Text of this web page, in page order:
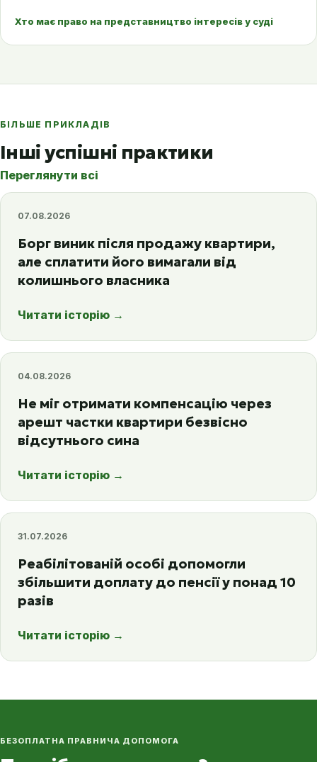
Хто має право на представництво інтересів у суді
БІЛЬШЕ ПРИКЛАДІВ
Інші успішні практики
Переглянути всі
07.08.2026
Борг виник після продажу квартири,
але сплатити його вимагали від
колишнього власника
Читати історію →
04.08.2026
Не міг отримати компенсацію через
арешт частки квартири безвісно
відсутнього сина
Читати історію →
31.07.2026
Реабілітованій особі допомогли
збільшити доплату до пенсії у понад 10
разів
Читати історію →
БЕЗОПЛАТНА ПРАВНИЧА ДОПОМОГА